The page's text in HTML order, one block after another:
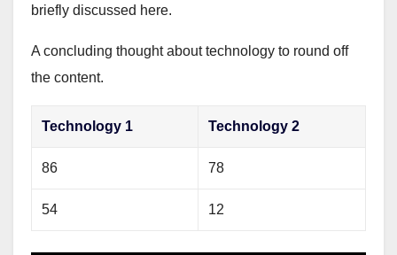
briefly discussed here.
A concluding thought about technology to round off
the content.
Technology 1 Technology 2
86 78
54 12